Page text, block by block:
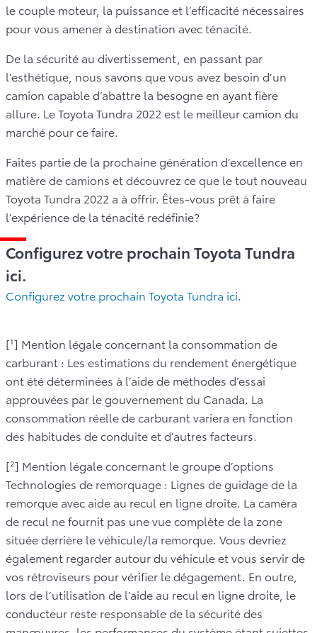
le couple moteur, la puissance et l’efficacité nécessaires
pour vous amener à destination avec ténacité.
De la sécurité au divertissement, en passant par
l’esthétique, nous savons que vous avez besoin d’un
camion capable d’abattre la besogne en ayant fière
allure. Le Toyota Tundra 2022 est le meilleur camion du
marché pour ce faire.
Faites partie de la prochaine génération d’excellence en
matière de camions et découvrez ce que le tout nouveau
Toyota Tundra 2022 a à offrir. Êtes-vous prêt à faire
l’expérience de la ténacité redéfinie?
Configurez votre prochain Toyota Tundra
ici.
Configurez votre prochain Toyota Tundra ici.
[¹] Mention légale concernant la consommation de
carburant : Les estimations du rendement énergétique
ont été déterminées à l’aide de méthodes d’essai
approuvées par le gouvernement du Canada. La
consommation réelle de carburant variera en fonction
des habitudes de conduite et d’autres facteurs.
[²] Mention légale concernant le groupe d’options
Technologies de remorquage : Lignes de guidage de la
remorque avec aide au recul en ligne droite. La caméra
de recul ne fournit pas une vue complète de la zone
située derrière le véhicule/la remorque. Vous devriez
également regarder autour du véhicule et vous servir de
vos rétroviseurs pour vérifier le dégagement. En outre,
lors de l’utilisation de l’aide au recul en ligne droite, le
conducteur reste responsable de la sécurité des